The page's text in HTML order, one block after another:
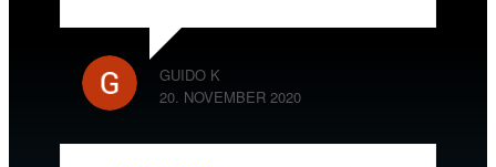
GUIDO K
20. NOVEMBER 2020